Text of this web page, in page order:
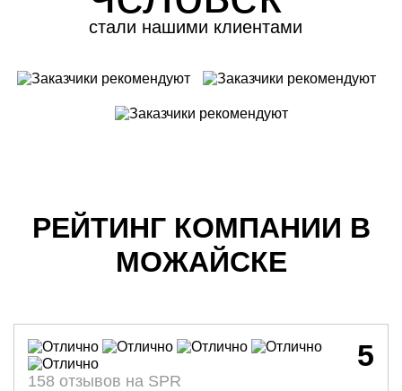
стали нашими клиентами
РЕЙТИНГ КОМПАНИИ В
МОЖАЙСКЕ
5
158 отзывов на SPR